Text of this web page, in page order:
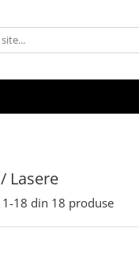
Lasere
1-18 din 18 produse